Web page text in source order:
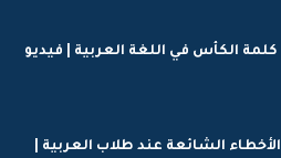
الكأس في اللغة العربية | فيديو
الشائعة عند طلاب العربية |